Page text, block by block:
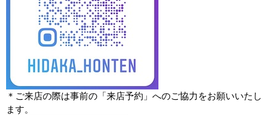
＊ご来店の際は事前の「来店予約」へのご協力をお願いいたし
ます。